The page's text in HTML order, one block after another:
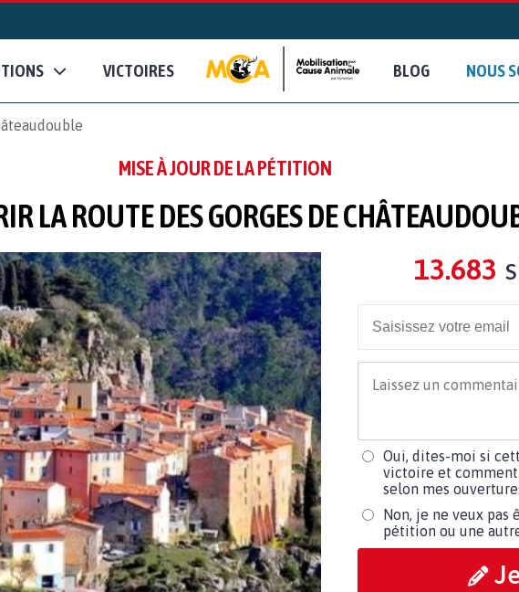
VICTOIRES BLOG NOUS
MISE À JOUR DE LA PÉTITION
LA ROUTE DES GORGES DE
13.683
Oui, dites-moi si
victoire et comment
selon mes
Non, je ne veux
pétition ou une